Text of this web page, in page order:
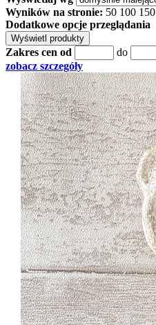
Wyników na stronie: 50 100 150
Dodatkowe opcje przeglądania
Zakres cen od
do
zobacz szczegóły